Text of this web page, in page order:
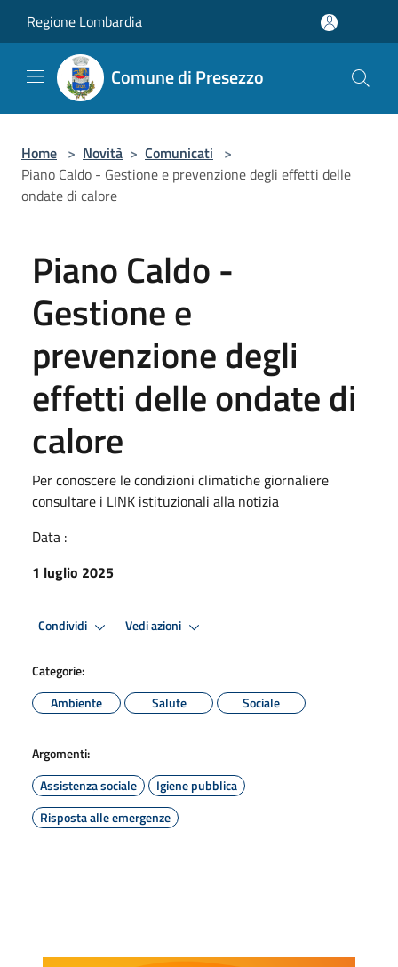
Regione Lombardia
Comune di Presezzo
Home > Novità > Comunicati >
Piano Caldo - Gestione e prevenzione degli effetti delle
ondate di calore
Piano Caldo -
Gestione e
prevenzione degli
effetti delle ondate di
calore
Per conoscere le condizioni climatiche giornaliere
consultare i LINK istituzionali alla notizia
Data :
1 luglio 2025
Condividi Vedi azioni
Categorie:
Ambiente
Salute Sociale
Argomenti:
Assistenza sociale
Igiene pubblica
Risposta alle emergenze